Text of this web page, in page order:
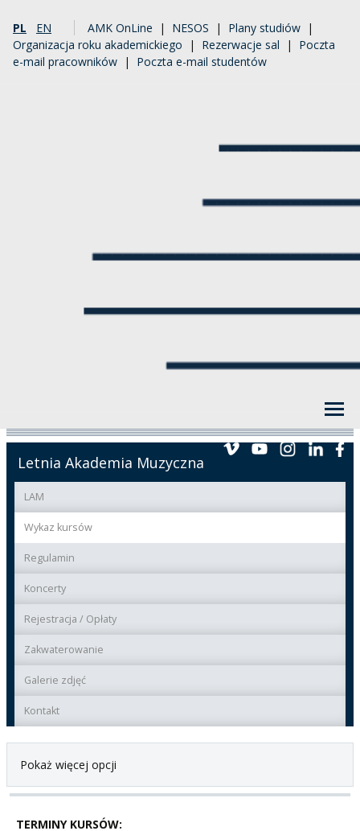
PL EN AMK OnLine | NESOS | Plany studiów |
Organizacja roku akademickiego | Rezerwacje sal | Poczta
e-mail pracowników | Poczta e-mail studentów
Letnia Akademia Muzyczna
LAM
Wykaz kursów
Regulamin
Koncerty
Rejestracja / Opłaty
Zakwaterowanie
Galerie zdjęć
Kontakt
Pokaż więcej opcji
TERMINY KURSÓW: